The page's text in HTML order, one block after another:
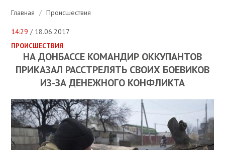
Главная / Происшествия
14:29 / 18.06.2017
ПРОИСШЕСТВИЯ
НА ДОНБАССЕ КОМАНДИР ОККУПАНТОВ
ПРИКАЗАЛ РАССТРЕЛЯТЬ СВОИХ БОЕВИКОВ
ИЗ-ЗА ДЕНЕЖНОГО КОНФЛИКТА